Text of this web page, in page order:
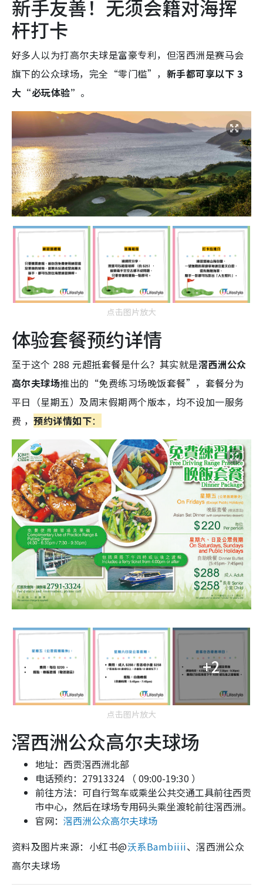
新手友善！无须会籍对海挥
杆打卡
好多人以为打高尔夫球是富豪专利，但滘西洲是赛马会
旗下的公众球场，完全“零门槛”， 新手都可享以下 3
大“必玩体验” 。
点击图片放大
体验套餐预约详情
至于这个 288 元超抵套餐是什么？其实就是滘西洲公众
高尔夫球场推出的“免费练习场晚饭套餐”，套餐分为
平日（星期五）及周末假期两个版本，均不设加一服务
费 ，预约详情如下：
+2
点击图片放大
滘西洲公众高尔夫球场
地址：西贡滘西洲北部
电话预约：27913324 （ 09:00-19:30 ）
前往方法：可自行驾车或乘坐公共交通工具前往西贡
市中心，然后在球场专用码头乘坐渡轮前往滘西洲。
官网： 滘西洲公众高尔夫球场
资料及图片来源：小红书@沃系Bambiiii、滘西洲公众
高尔夫球场